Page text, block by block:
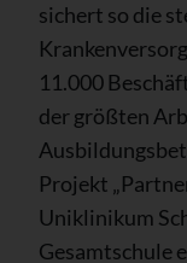
sichert so die
11.000
der größten
Projekt
Uniklinikum
Gesamtschule